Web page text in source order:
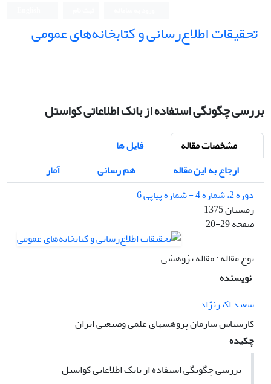
تحقیقات اطلاع‌رسانی و کتابخانه‌های عمومی
بررسی چگونگی استفاده از بانک اطلاعاتی کواستل
مشخصات مقاله
فایل ها
ارجاع به این مقاله
هم رسانی
آمار
دوره 2، شماره 4 - شماره پیاپی 6
زمستان 1375
صفحه20-29
نوع مقاله : مقاله پژوهشی
نویسنده
سعید اکبرنژاد
کارشناس سازمان پژوهشهای علمی وصنعتی ایران
چکیده
بررسی چگونگی استفاده از بانک اطلاعاتی کواستل